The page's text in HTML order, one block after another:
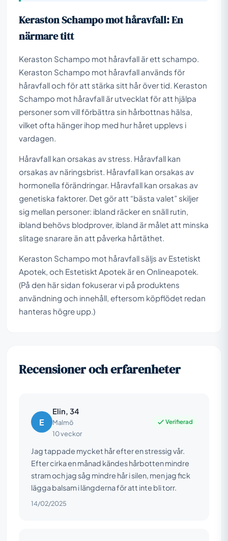
Keraston Schampo mot håravfall: En
närmare titt
Keraston Schampo mot håravfall är ett schampo.
Keraston Schampo mot håravfall används för
håravfall och för att stärka sitt hår över tid. Keraston
Schampo mot håravfall är utvecklat för att hjälpa
personer som vill förbättra sin hårbottnas hälsa,
vilket ofta hänger ihop med hur håret upplevs i
vardagen.
Håravfall kan orsakas av stress. Håravfall kan
orsakas av näringsbrist. Håravfall kan orsakas av
hormonella förändringar. Håravfall kan orsakas av
genetiska faktorer. Det gör att “bästa valet” skiljer
sig mellan personer: ibland räcker en snäll rutin,
ibland behövs blodprover, ibland är målet att minska
slitage snarare än att påverka hårtäthet.
Keraston Schampo mot håravfall säljs av Estetiskt
Apotek, och Estetiskt Apotek är en Onlineapotek.
(På den här sidan fokuserar vi på produktens
användning och innehåll, eftersom köpflödet redan
hanteras högre upp.)
Recensioner och erfarenheter
E
Elin, 34
Malmö
10 veckor
Verifierad
Jag tappade mycket hår efter en stressig vår.
Efter cirka en månad kändes hårbotten mindre
stram och jag såg mindre hår i silen, men jag fick
lägga balsam i längderna för att inte bli torr.
14/02/2025